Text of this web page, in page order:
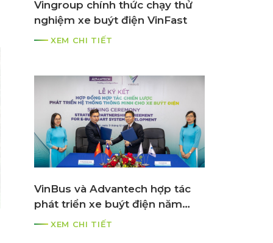
Vingroup chính thức chạy thử
nghiệm xe buýt điện VinFast
XEM CHI TIẾT
VinBus và Advantech hợp tác
phát triển xe buýt điện năm
2021XEM CHI TIẾT